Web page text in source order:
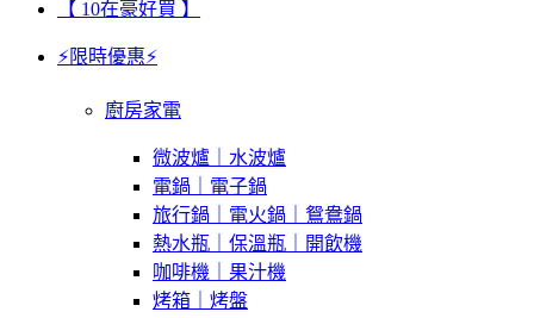
【 10在豪好買 】
⚡限時優惠⚡
廚房家電
微波爐｜水波爐
電鍋｜電子鍋
旅行鍋｜電火鍋｜鴛鴦鍋
熱水瓶｜保溫瓶｜開飲機
咖啡機｜果汁機
烤箱｜烤盤